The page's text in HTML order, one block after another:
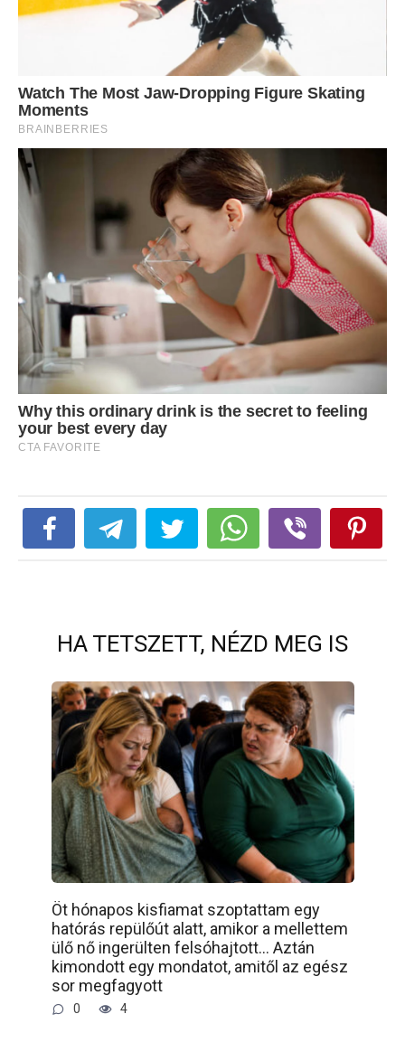
HA TETSZETT, NÉZD MEG IS
Öt hónapos kisfiamat szoptattam egy
hatórás repülőút alatt, amikor a mellettem
ülő nő ingerülten felsóhajtott… Aztán
kimondott egy mondatot, amitől az egész
sor megfagyott
0 4